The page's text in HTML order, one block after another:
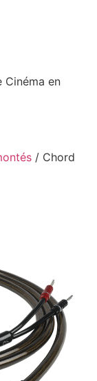
Cinéma en
/ Chord